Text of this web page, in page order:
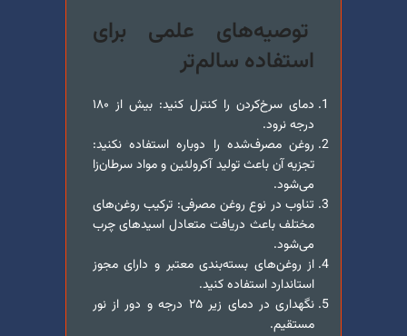
توصیه‌های علمی برای
استفاده سالم‌تر
دمای سرخ‌کردن را کنترل کنید: بیش از ۱۸۰
درجه نرود.
روغن مصرف‌شده را دوباره استفاده نکنید:
تجزیه آن باعث تولید آکرولئین و مواد سرطان‌زا
می‌شود.
تناوب در نوع روغن مصرفی: ترکیب روغن‌های
مختلف باعث دریافت متعادل اسیدهای چرب
می‌شود.
از روغن‌های بسته‌بندی معتبر و دارای مجوز
استاندارد استفاده کنید.
نگهداری در دمای زیر ۲۵ درجه و دور از نور
مستقیم.